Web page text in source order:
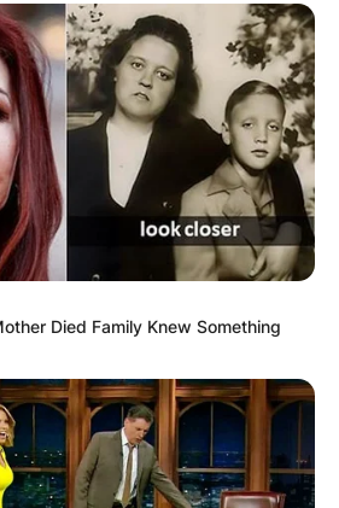
Римската Империја,
дел од Источната Римска
бил важен рударски
тргувало со бакар, сребро
во минатото имало многу
шивачи, кројачи, самарџии
белег во ова место.
тунели се само дел од
ги привлекуваат туристите.
со нивниот автентичен
израз, а за нив се кријат
и приказни.
Died Family Knew Something